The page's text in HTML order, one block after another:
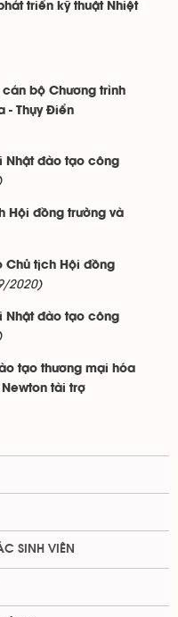
triển kỹ thuật Nhiệt
bộ Chương trình
- Thụy Điển
Nhật đào tạo công
Hội đồng trường và
Chủ tịch Hội đồng
2020)
Nhật đào tạo công
tạo thương mại hóa
tài trợ
SINH VIÊN